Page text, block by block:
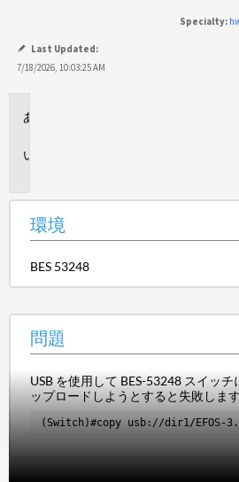
Specialty:
Last Updated:
7/18/2026, 10:03:25 AM
環境
BES 53248
問題
USB を使用して BES-53248 スイッチ
ップロードしようとすると失敗します
(Switch)#copy usb://dir1/